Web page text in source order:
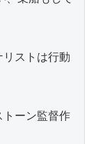
ストは行動
トーン監督作